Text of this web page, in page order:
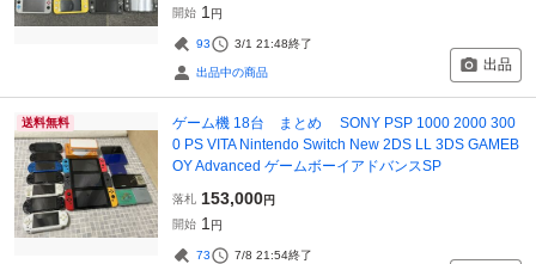
開始 1 円
93 3/1 21:48終了
出品中の商品 出品
送料無料
ゲーム機 18台 まとめ SONY PSP 1000 2000 300
0 PS VITA Nintendo Switch New 2DS LL 3DS GAMEB
OY Advanced ゲームボーイアドバンスSP
落札 153,000円
開始 1 円
73 7/8 21:54終了